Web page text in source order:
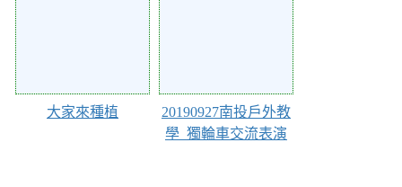
大家來種植
20190927南投戶外教
學_獨輪車交流表演